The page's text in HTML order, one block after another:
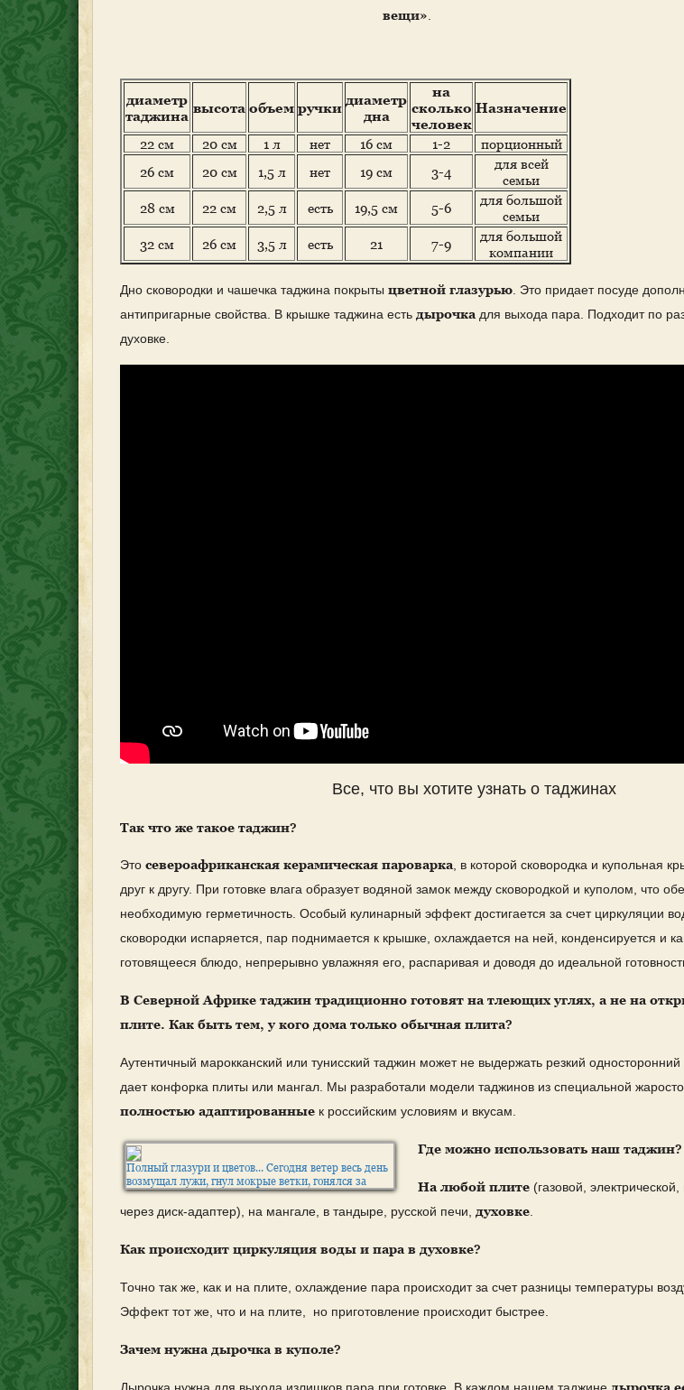
вещи»
диаметр
таджина высота объем ручки диаметр
дна
на
сколько
человек
Назначение
22 см 20 см 1 л нет 16 см 1-2
порционный
26 см
20 см 1,5 л нет 19 см 3-4
для всей
семьи
28 см
22 см 2,5 л есть 19,5 см 5-6
для большой
семьи
32 см
26 см 3,5 л есть 21 7-9
для большой
компании
Дно сковородки и чашечка таджина покрыты цветной глазурью . Это придает посуде
антипригарные свойства. В крышке таджина есть дырочка для выхода пара. Подходит по
духовке.
Все, что вы хотите узнать о таджинах
Так что же такое таджин?
Это североафриканская керамическая пароварка , в которой сковородка и купольная
друг к другу. При готовке влага образует водяной замок между сковородкой и куполом, что
необходимую герметичность. Особый кулинарный эффект достигается за счет циркуляции
сковородки испаряется, пар поднимается к крышке, охлаждается на ней, конденсируется и
готовящееся блюдо, непрерывно увлажняя его, распаривая и доводя до идеальной
В Северной Африке таджин традиционно готовят на тлеющих углях, а не на
плите. Как быть тем, у кого дома только обычная плита?
Аутентичный марокканский или тунисский таджин может не выдержать резкий односторонний
дает конфорка плиты или мангал. Мы разработали модели таджинов из специальной
полностью адаптированные к российским условиям и вкусам.
Полный глазури и цветов... Сегодня ветер весь день
возмущал лужи, гнул мокрые ветки, гонялся за
редкими прохожими. В общем, вел себя совсем
неприлично, то есть по-апрельски. Мы было совсем
приуныли, а потом стали мечтать: как
на березовых дровах, дождаться жаркой россыпи
уважением огласить его полное имя: Большой
цветов. К стати, пока мечтали, погода как-то сама
Натуральная глина, цветная глазурь. Ручная работа,
цена 4000 руб
#РУЧНАЯРАБОТАРОССИЯ
Где можно использовать наш таджин?
На любой плите (газовой,
через диск-адаптер), на мангале, в тандыре, русской печи, духовке
Как происходит циркуляция воды и пара в духовке?
Точно так же, как и на плите, охлаждение пара происходит за счет разницы температуры
Эффект тот же, что и на плите, но приготовление происходит быстрее.
Зачем нужна дырочка в куполе?
Дырочка нужна для выхода излишков пара при готовке. В каждом нашем таджине дырочка